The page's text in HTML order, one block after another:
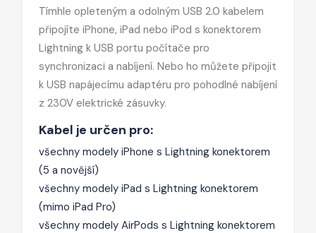
Tímhle opleteným a odolným USB 2.0 kabelem
připojíte iPhone, iPad nebo iPod s konektorem
Lightning k USB portu počítače pro
synchronizaci a nabíjení. Nebo ho můžete připojit
k USB napájecímu adaptéru pro pohodlné nabíjení
z 230V elektrické zásuvky.
Kabel je určen pro:
všechny modely iPhone s Lightning konektorem
(5 a novější)
všechny modely iPad s Lightning konektorem
(mimo iPad Pro)
všechny modely AirPods s Lightning konektorem